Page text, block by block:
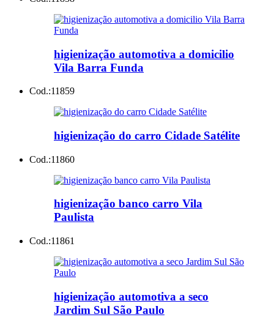
higienização automotiva a domicilio
Vila Barra Funda
Cod.:11859
higienização do carro Cidade Satélite
Cod.:11860
higienização banco carro Vila
Paulista
Cod.:11861
higienização automotiva a seco
Jardim Sul São Paulo